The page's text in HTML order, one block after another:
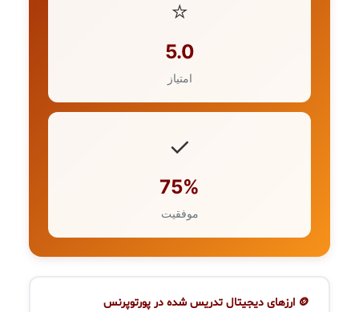
⭐
5.0
امتیاز
✓
75%
موفقیت
🪙 ارزهای دیجیتال تدریس شده در پورتوپرنس